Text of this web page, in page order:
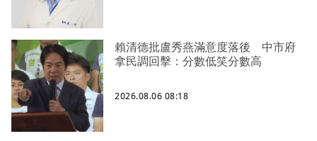
賴清德批盧秀燕滿意度落後 中市府
拿民調回擊：分數低笑分數高
2026.08.06 08:18